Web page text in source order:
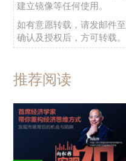
建立镜像等任何使用。
如有意愿转载，请发邮件至
确认及授权后，方可转载。
推荐阅读